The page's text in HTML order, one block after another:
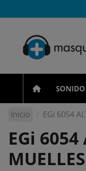
Inicio EGi 6054
EGi
MUELLES